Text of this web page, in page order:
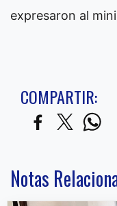
expresaron al
COMPARTIR:
Notas